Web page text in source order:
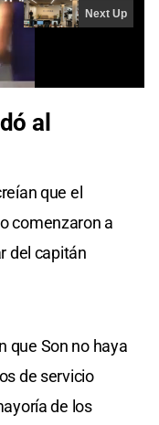
al
que el
comenzaron a
del capitán
que Son no haya
de servicio
de los